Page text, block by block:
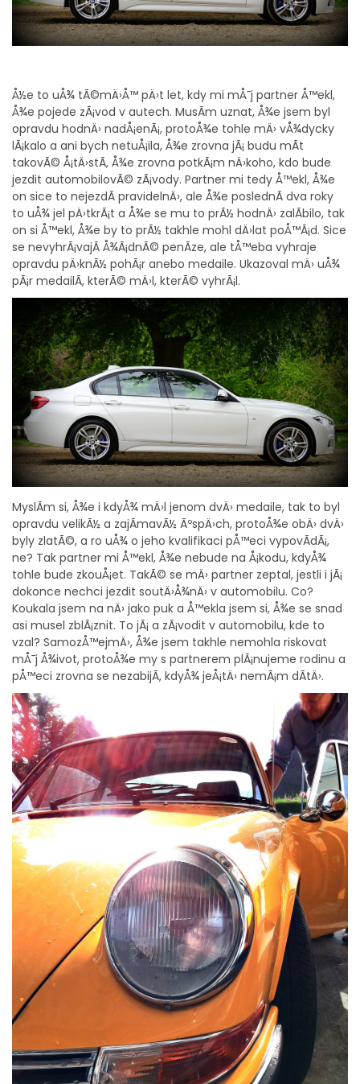
Å½e to uÅ¾ tÃ©mÄ›Å™ pÄ›t let, kdy mi mÅ¯j partner Å™ekl,
Å¾e pojede zÃ¡vod v autech. MusÃ­m uznat, Å¾e jsem byl
opravdu hodnÄ› nadÅ¡enÃ¡, protoÅ¾e tohle mÄ› vÅ¾dycky
lÃ¡kalo a ani bych netuÅ¡ila, Å¾e zrovna jÃ¡ budu mÃ­t
takovÃ© Å¡tÄ›stÃ­, Å¾e zrovna potkÃ¡m nÄ›koho, kdo bude
jezdit automobilovÃ© zÃ¡vody. Partner mi tedy Å™ekl, Å¾e
on sice to nejezdÃ­ pravidelnÄ›, ale Å¾e poslednÃ­ dva roky
to uÅ¾ jel pÄ›tkrÃ¡t a Å¾e se mu to prÃ½ hodnÄ› zalÃ­bilo, tak
on si Å™ekl, Å¾e by to prÃ½ takhle mohl dÄ›lat poÅ™Ã¡d. Sice
se nevyhrÃ¡vajÃ­ Å¾Ã¡dnÃ© penÃ­ze, ale tÅ™eba vyhraje
opravdu pÄ›knÃ½ pohÃ¡r anebo medaile. Ukazoval mÄ› uÅ¾
pÃ¡r medailÃ­, kterÃ© mÄ›l, kterÃ© vyhrÃ¡l.
MyslÃ­m si, Å¾e i kdyÅ¾ mÄ›l jenom dvÄ› medaile, tak to byl
opravdu velikÃ½ a zajÃ­mavÃ½ ÃºspÄ›ch, protoÅ¾e obÄ› dvÄ›
byly zlatÃ©, a ro uÅ¾ o jeho kvalifikaci pÅ™eci vypovÃ­dÃ¡,
ne? Tak partner mi Å™ekl, Å¾e nebude na Å¡kodu, kdyÅ¾
tohle bude zkouÅ¡et. TakÃ© se mÄ› partner zeptal, jestli i jÃ¡
dokonce nechci jezdit soutÄ›Å¾nÄ› v automobilu. Co?
Koukala jsem na nÄ› jako puk a Å™ekla jsem si, Å¾e se snad
asi musel zblÃ¡znit. To jÃ¡ a zÃ¡vodit v automobilu, kde to
vzal? SamozÅ™ejmÄ›, Å¾e jsem takhle nemohla riskovat
mÅ¯j Å¾ivot, protoÅ¾e my s partnerem plÃ¡nujeme rodinu a
pÅ™eci zrovna se nezabijÃ­, kdyÅ¾ jeÅ¡tÄ› nemÃ¡m dÃ­tÄ›.